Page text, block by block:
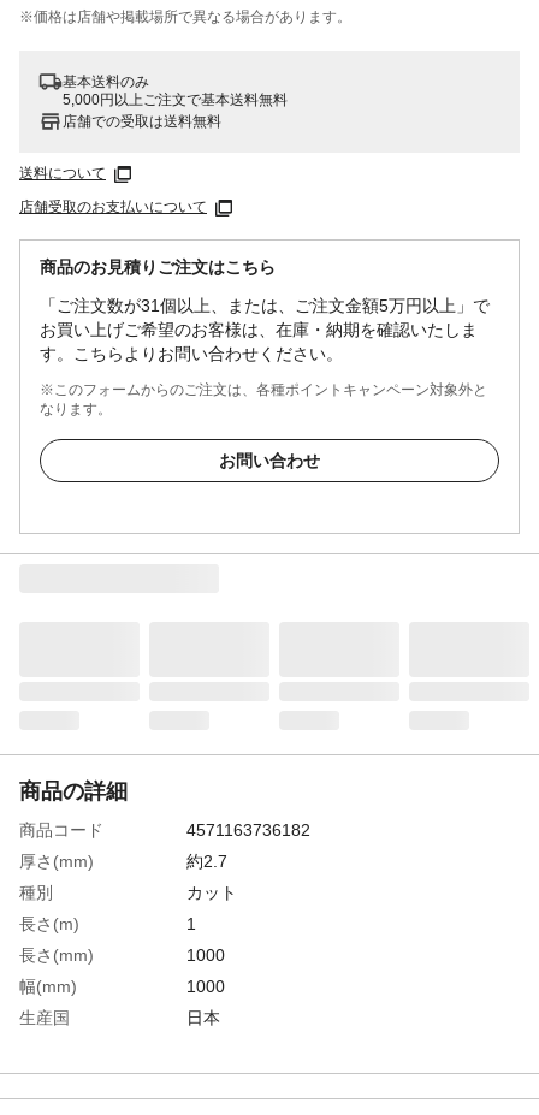
※価格は​店舗や​掲載場所で​異なる​場合が​あります。
基本送料のみ
5,000円以上ご注文で基本送料無料
店舗での受取は送料無料
送料について
店舗受取のお支払いについて
商品のお見積りご注文はこちら
「ご注文数が31個以上、または、ご注文金額5万円以上」で
お買い上げご希望のお客様は、在庫・納期を確認いたしま
す。こちらよりお問い合わせください。
※このフォームからのご注文は、各種ポイントキャンペーン対象外と
なります。
お問い合わせ
商品の詳細
商品コード
4571163736182
厚さ(mm)
約2.7
種別
カット
長さ(m)
1
長さ(mm)
1000
幅(mm)
1000
生産国
日本
材質1
耐炎繊維100%フェルト（片面シリコン加
工）